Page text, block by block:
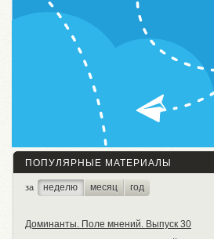
ПОПУЛЯРНЫЕ МАТЕРИАЛЫ
за неделю месяц год
Доминанты. Поле мнений. Выпуск 30